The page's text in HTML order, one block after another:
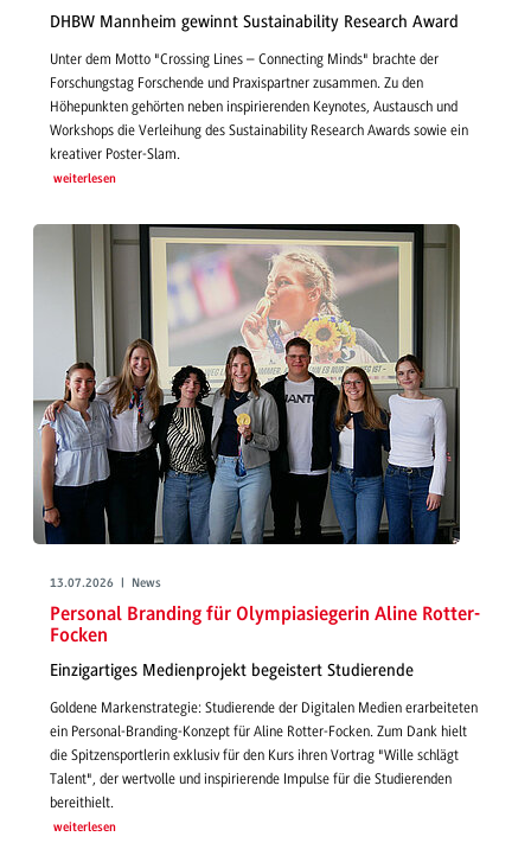
DHBW Mannheim gewinnt Sustainability Research Award
Unter dem Motto "Crossing Lines – Connecting Minds" brachte der
Forschungstag Forschende und Praxispartner zusammen. Zu den
Höhepunkten gehörten neben inspirierenden Keynotes, Austausch und
Workshops die Verleihung des Sustainability Research Awards sowie ein
kreativer Poster-Slam.
weiterlesen
13.07.2026 | News
Personal Branding für Olympiasiegerin Aline Rotter-
Focken
Einzigartiges Medienprojekt begeistert Studierende
Goldene Markenstrategie: Studierende der Digitalen Medien erarbeiteten
ein Personal-Branding-Konzept für Aline Rotter-Focken. Zum Dank hielt
die Spitzensportlerin exklusiv für den Kurs ihren Vortrag "Wille schlägt
Talent", der wertvolle und inspirierende Impulse für die Studierenden
bereithielt.
weiterlesen